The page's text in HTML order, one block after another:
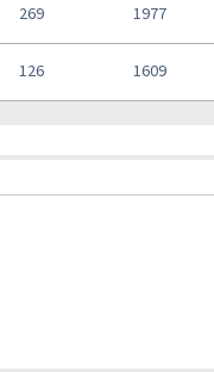
269 1977
126 1609